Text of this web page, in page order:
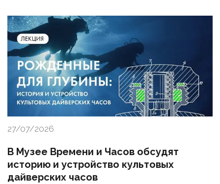
27/07/2026
В Музее Времени и Часов обсудят
историю и устройство культовых
дайверских часов